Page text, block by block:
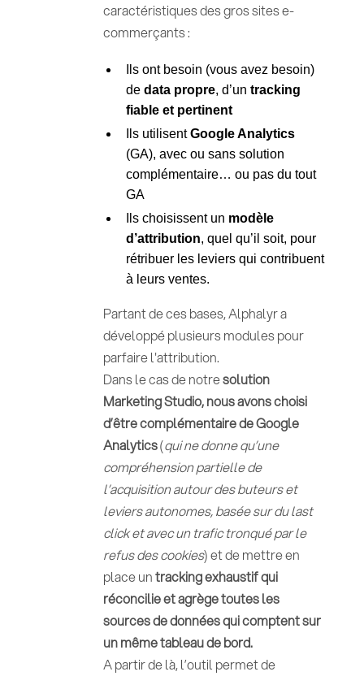
caractéristiques des gros sites e-
commerçants :
Ils ont besoin (vous avez besoin)
de data propre, d’un tracking
fiable et pertinent
Ils utilisentGoogle Analytics
(GA), avec ou sans solution
complémentaire… ou pas du tout
GA
Ils choisissent un modèle
d’attribution, quel qu’il soit, pour
rétribuer les leviers qui contribuent
à leurs ventes.
Partant de ces bases, Alphalyr a
développé plusieurs modules pour
parfaire l'attribution.
Dans le cas de notresolution
Marketing Studio, nous avons choisi
d’être complémentaire de Google
Analytics(qui ne donne qu’une
compréhension partielle de
l’acquisition autour des buteurs et
leviers autonomes, basée sur du last
click et avec un trafic tronqué par le
refus des cookies) et de mettre en
place untracking exhaustifqui
réconcilie et agrège toutes les
sources de données qui comptent sur
un même tableau de bord.
A partir de là, l’outil permet de